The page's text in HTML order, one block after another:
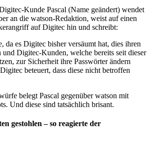
Kunde Pascal (Name geändert) wendet
an die watson-Redaktion, weist auf einen
auf Digitec hin und schreibt:
da es Digitec bisher versäumt hat, dies ihren
Digitec-Kunden, welche bereits seit dieser
zur Sicherheit ihre Passwörter ändern
beteuert, dass diese nicht betroffen
belegt Pascal gegenüber watson mit
Und diese sind tatsächlich brisant.
gestohlen – so reagierte der